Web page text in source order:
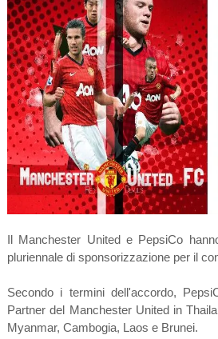
Il Manchester United e PepsiCo
pluriennale di sponsorizzazione per il
Secondo i termini dell'accordo,
Partner del Manchester United in
Myanmar, Cambogia, Laos e Brunei.